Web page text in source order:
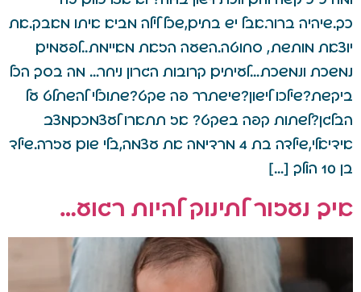
כך.שיהיה ברור.אבל יש בתים,שכל לילה מביא איתו מאבק.את
יוצאת מותשת, סחוטה.השעה הזאת מאיימת..לפעמים
נמשכת ונמשכת…לעיתים קרובות הגרון ניחר… מה בסך הכל
ביקשת?שילכו לישון?שישתרר פה שקט?שתוכלי להשתלט על
הבלגן?לשתות קפה בשקט? אז תתארו לעצמכםמצב
אידיאלי,שילדה בת 4 מרדימה את עצמה,בלי שום עזרה.שילד
בן 10 הולך […]
איך נעזור לתינוק להיות רגוע…